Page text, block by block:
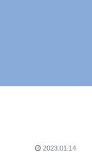
2023.01.14